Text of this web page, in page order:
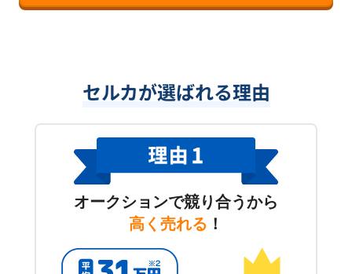
セルカが選ばれる理由
オークションで競り合うから
高く売れる ！